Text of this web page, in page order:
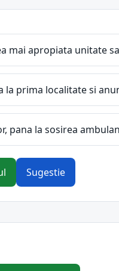
mai apropiata unitate
la prima localitate si
pana la sosirea
Sugestie